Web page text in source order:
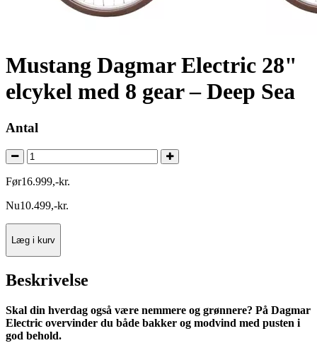
Mustang Dagmar Electric 28"
elcykel med 8 gear – Deep Sea
Antal
Før16.999,-kr.
Nu10.499,-kr.
Læg i kurv
Beskrivelse
Skal din hverdag også være nemmere og grønnere? På Dagmar
Electric overvinder du både bakker og modvind med pusten i
god behold.